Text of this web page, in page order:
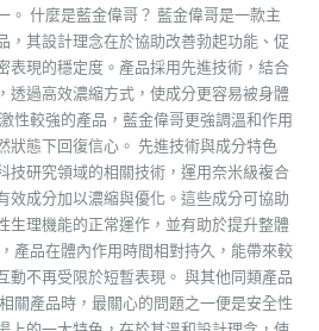
。 什麼是藍金偉哥？ 藍金偉哥是一款主
，其設計理念在於協助改善勃起功能、促
表現的穩定度。產品採用先進技術，結合
透過高效濃縮方式，使成分更容易被身體
性較強的產品，藍金偉哥更強調溫和作用
狀態下回復信心。 先進技術與成分特色
技研究領域的相關技術，運用奈米級複合
效成分加以濃縮與優化。這些成分可協助
生理機能的正常運作，並有助於提升整體
產品在體內作用時間相對持久，能帶來較
動不再受限於短暫表現。 與其他同類產品
關產品時，最關心的問題之一便是安全性